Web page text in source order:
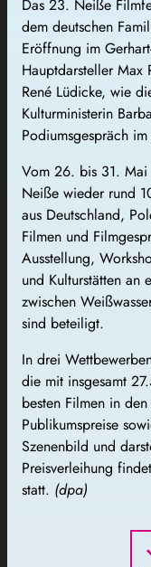
Das 23. Neiße
dem deutschen
Eröffnung im
Hauptdarsteller Max
René Lüdicke, wie
Kulturministerin
Podiumsgespräch
Vom 26. bis 31.
Neiße wieder rund
aus Deutschland,
Filmen und
Ausstellung,
und Kulturstätten
zwischen
sind beteiligt.
In drei
die mit insgesamt
besten Filmen in
Publikumspreise
Szenenbild und
Preisverleihung
statt. (dpa)